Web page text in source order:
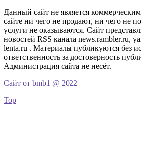
Данный сайт не является
сайте ни чего не продают, ни чего не
услуги не оказываются. Сайт
новостей RSS канала news.rambler.ru,
lenta.ru . Материалы публикуются без
ответственность за достоверность
Администрация сайта не несёт.
Сайт от bmb1 @ 2022
Top